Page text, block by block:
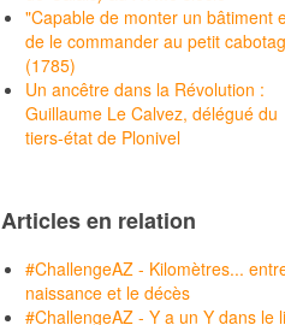
"Capable de monter un bâtiment
de le commander au petit
(1785)
Un ancêtre dans la Révolution :
Guillaume Le Calvez, délégué du
tiers-état de Plonivel
Articles en relation
#ChallengeAZ - Kilomètres...
naissance et le décès
#ChallengeAZ - Y a un Y dans le